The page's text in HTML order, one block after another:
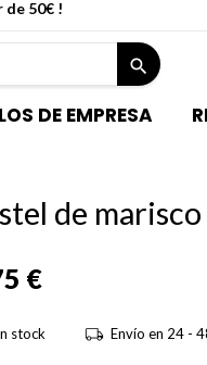
de 50€ !
search
DE EMPRESA
de marisco
€
stock Envío en 24 -